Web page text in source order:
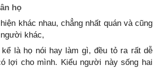
họ
khác nhau, chẳng nhất quán và cũng
khác,
là họ nói hay làm gì, đều tỏ ra rất dễ
lợi cho mình. Kiểu người này sống hai